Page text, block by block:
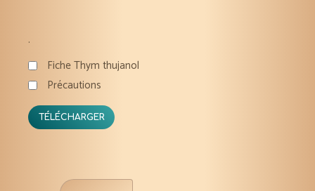
.
Fiche Thym thujanol
Précautions
TÉLÉCHARGER